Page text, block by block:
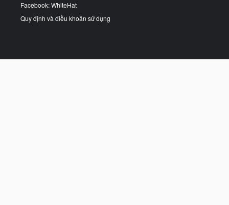
Facebook: WhiteHat
Quy định và điều khoản sử dụng